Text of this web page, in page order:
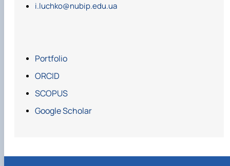
i.luchko@nubip.edu.ua
Portfolio
ORCID
SCOPUS
Google Scholar